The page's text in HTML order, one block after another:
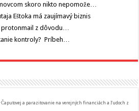
skoro nikto nepomože…
Eštoka má zaujímavý biznis
protonmail z dôvodu…
kontroly? Príbeh…
a parazitovanie na verejných financiách a ľudoch z